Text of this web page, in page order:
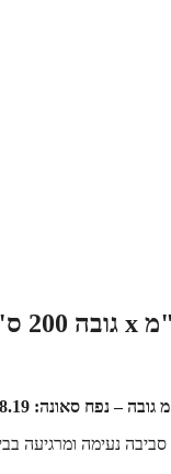
נעימה ומרגיעה